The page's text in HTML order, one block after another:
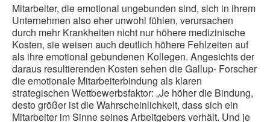
Mitarbeiter, die emotional ungebunden sind, sich in ihrem
Unternehmen also eher unwohl fühlen, verursachen
durch mehr Krankheiten nicht nur höhere medizinische
Kosten, sie weisen auch deutlich höhere Fehlzeiten auf
als ihre emotional gebundenen Kollegen. Angesichts der
daraus resultierenden Kosten sehen die Gallup- Forscher
die emotionale Mitarbeiterbindung als klaren
strategischen Wettbewerbsfaktor: „Je höher die Bindung,
desto größer ist die Wahrscheinlichkeit, dass sich ein
Mitarbeiter im Sinne seines Arbeitgebers verhält. Und je